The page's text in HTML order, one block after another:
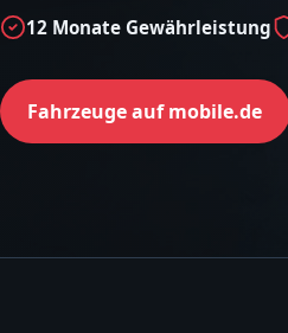
12 Monate Gewährleistung
Fahrzeuge auf mobile.de